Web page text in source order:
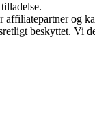
og
beskyttet. Vi